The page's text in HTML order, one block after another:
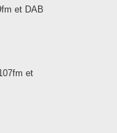
et DAB
et